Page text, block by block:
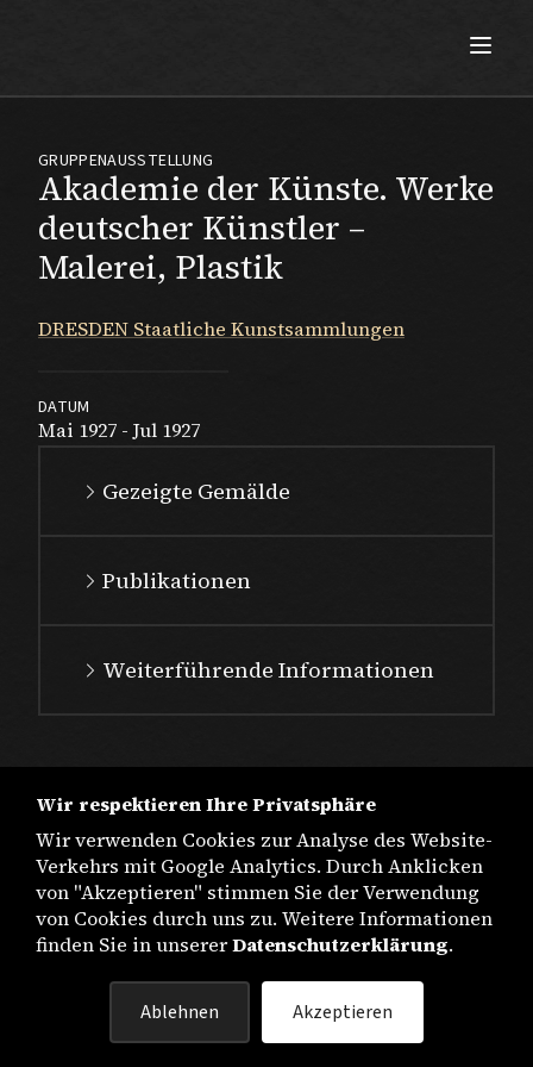
Akademie der Künste. Werke
deutscher Künstler –
Malerei, Plastik
GRUPPENAUSSTELLUNG
DRESDEN Staatliche Kunstsammlungen
DATUM
Mai 1927 - Jul 1927
Gezeigte Gemälde
Publikationen
Weiterführende Informationen
DATENSCHUTZ
Wir respektieren Ihre Privatsphäre
Wir verwenden Cookies zur Analyse des Website-
Verkehrs mit Google Analytics. Durch Anklicken
von "Akzeptieren" stimmen Sie der Verwendung
von Cookies durch uns zu. Weitere Informationen
finden Sie in unsererDatenschutzerklärung.
Ablehnen Akzeptieren